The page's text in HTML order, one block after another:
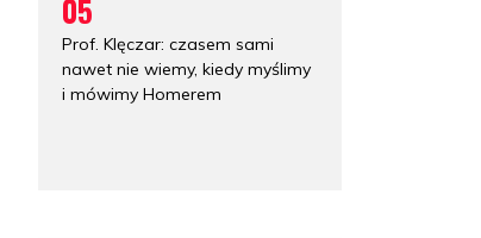
05
Prof. Klęczar: czasem sami
nawet nie wiemy, kiedy myślimy
i mówimy Homerem